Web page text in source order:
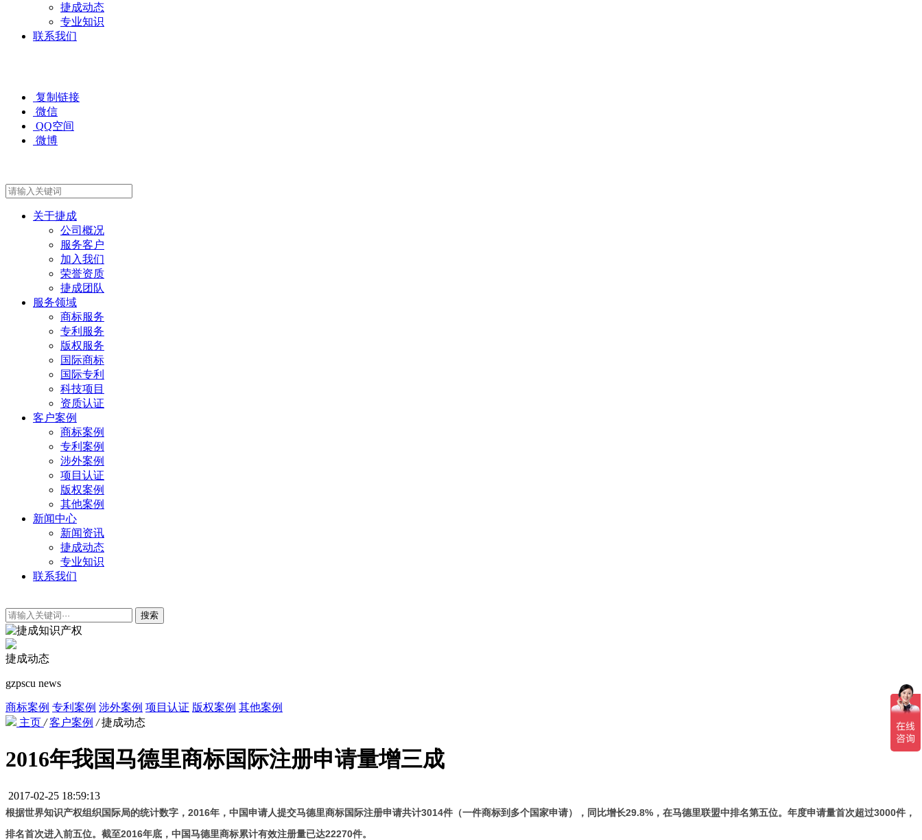
捷成动态
专业知识
联系我们
复制链接
微信
QQ空间
微博
关于捷成
公司概况
服务客户
加入我们
荣誉资质
捷成团队
服务领域
商标服务
专利服务
版权服务
国际商标
国际专利
科技项目
资质认证
客户案例
商标案例
专利案例
涉外案例
项目认证
版权案例
其他案例
新闻中心
新闻资讯
捷成动态
专业知识
联系我们
搜索
捷成动态
gzpscu news
商标案例 专利案例 涉外案例 项目认证 版权案例 其他案例
主页 / 客户案例 / 捷成动态
2016年我国马德里商标国际注册申请量增三成
2017-02-25 18:59:13
根据世界知识产权组织国际局的统计数字，2016年，中国申请人提交马德里商标国际注册申请共计3014件（一件商标到多个国家申请），同比增长29.8%，在马德里联盟中排名第五位。年度申请量首次超过3000件，
排名首次进入前五位。截至2016年底，中国马德里商标累计有效注册量已达22270件。